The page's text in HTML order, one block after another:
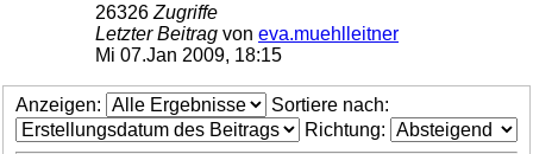
26326 Zugriffe
Letzter Beitrag von eva.muehlleitner
Mi 07.Jan 2009, 18:15
Anzeigen:
Sortiere nach:
Richtung: